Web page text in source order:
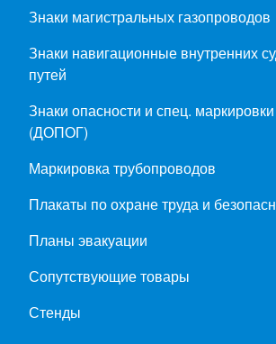
Знаки магистральных газопроводов
Знаки навигационные внутренних
путей
Знаки опасности и спец.
(ДОПОГ)
Маркировка трубопроводов
Плакаты по охране труда и
Планы эвакуации
Сопутствующие товары
Стенды